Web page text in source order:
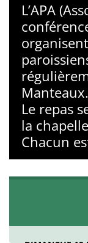
L’APA
Manteaux.
Le repas
la
Chacun